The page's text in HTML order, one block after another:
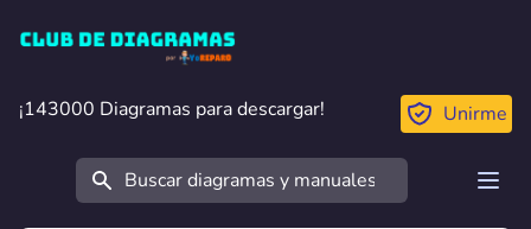
Club de Diagramas
¡143000 Diagramas para descargar!
¡143000 Diagramas para descargar! Unirme
Buscar